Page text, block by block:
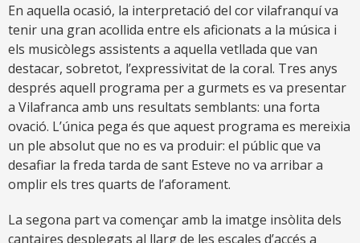
En aquella ocasió, la interpretació del cor vilafranquí va
tenir una gran acollida entre els aficionats a la música i
els musicòlegs assistents a aquella vetllada que van
destacar, sobretot, l’expressivitat de la coral. Tres anys
després aquell programa per a gurmets es va presentar
a Vilafranca amb uns resultats semblants: una forta
ovació. L’única pega és que aquest programa es mereixia
un ple absolut que no es va produir: el públic que va
desafiar la freda tarda de sant Esteve no va arribar a
omplir els tres quarts de l’aforament.
La segona part va començar amb la imatge insòlita dels
cantaires desplegats al llarg de les escales d’accés a